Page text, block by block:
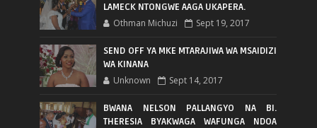
LAMECK NTONGWE AAGA UKAPERA.
Othman Michuzi Sept 19, 2017
SEND OFF YA MKE MTARAJIWA WA MSAIDIZI
WA KINANA
Unknown Sept 14, 2017
BWANA NELSON PALLANGYO NA BI.
THERESIA BYAKWAGA WAFUNGA NDOA